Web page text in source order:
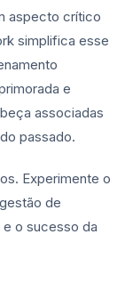
aspecto crítico
simplifica esse
e
associadas
passado.
Experimente o
de
o sucesso da